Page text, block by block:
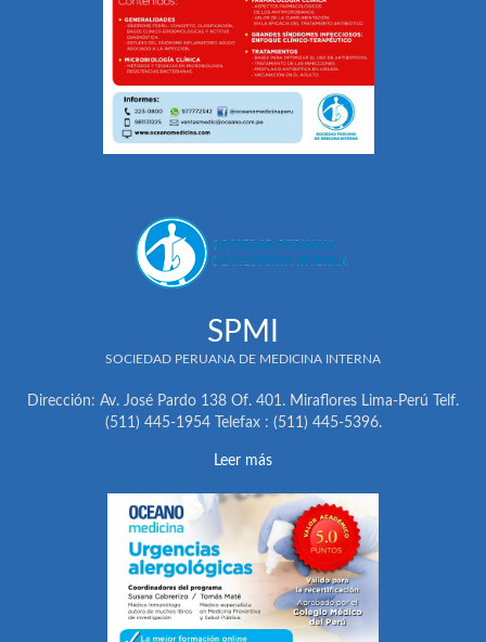
SPMI
SOCIEDAD PERUANA DE MEDICINA INTERNA
Dirección: Av. José Pardo 138 Of. 401. Miraflores Lima-Perú Telf.
(511) 445-1954 Telefax : (511) 445-5396.
Leer más